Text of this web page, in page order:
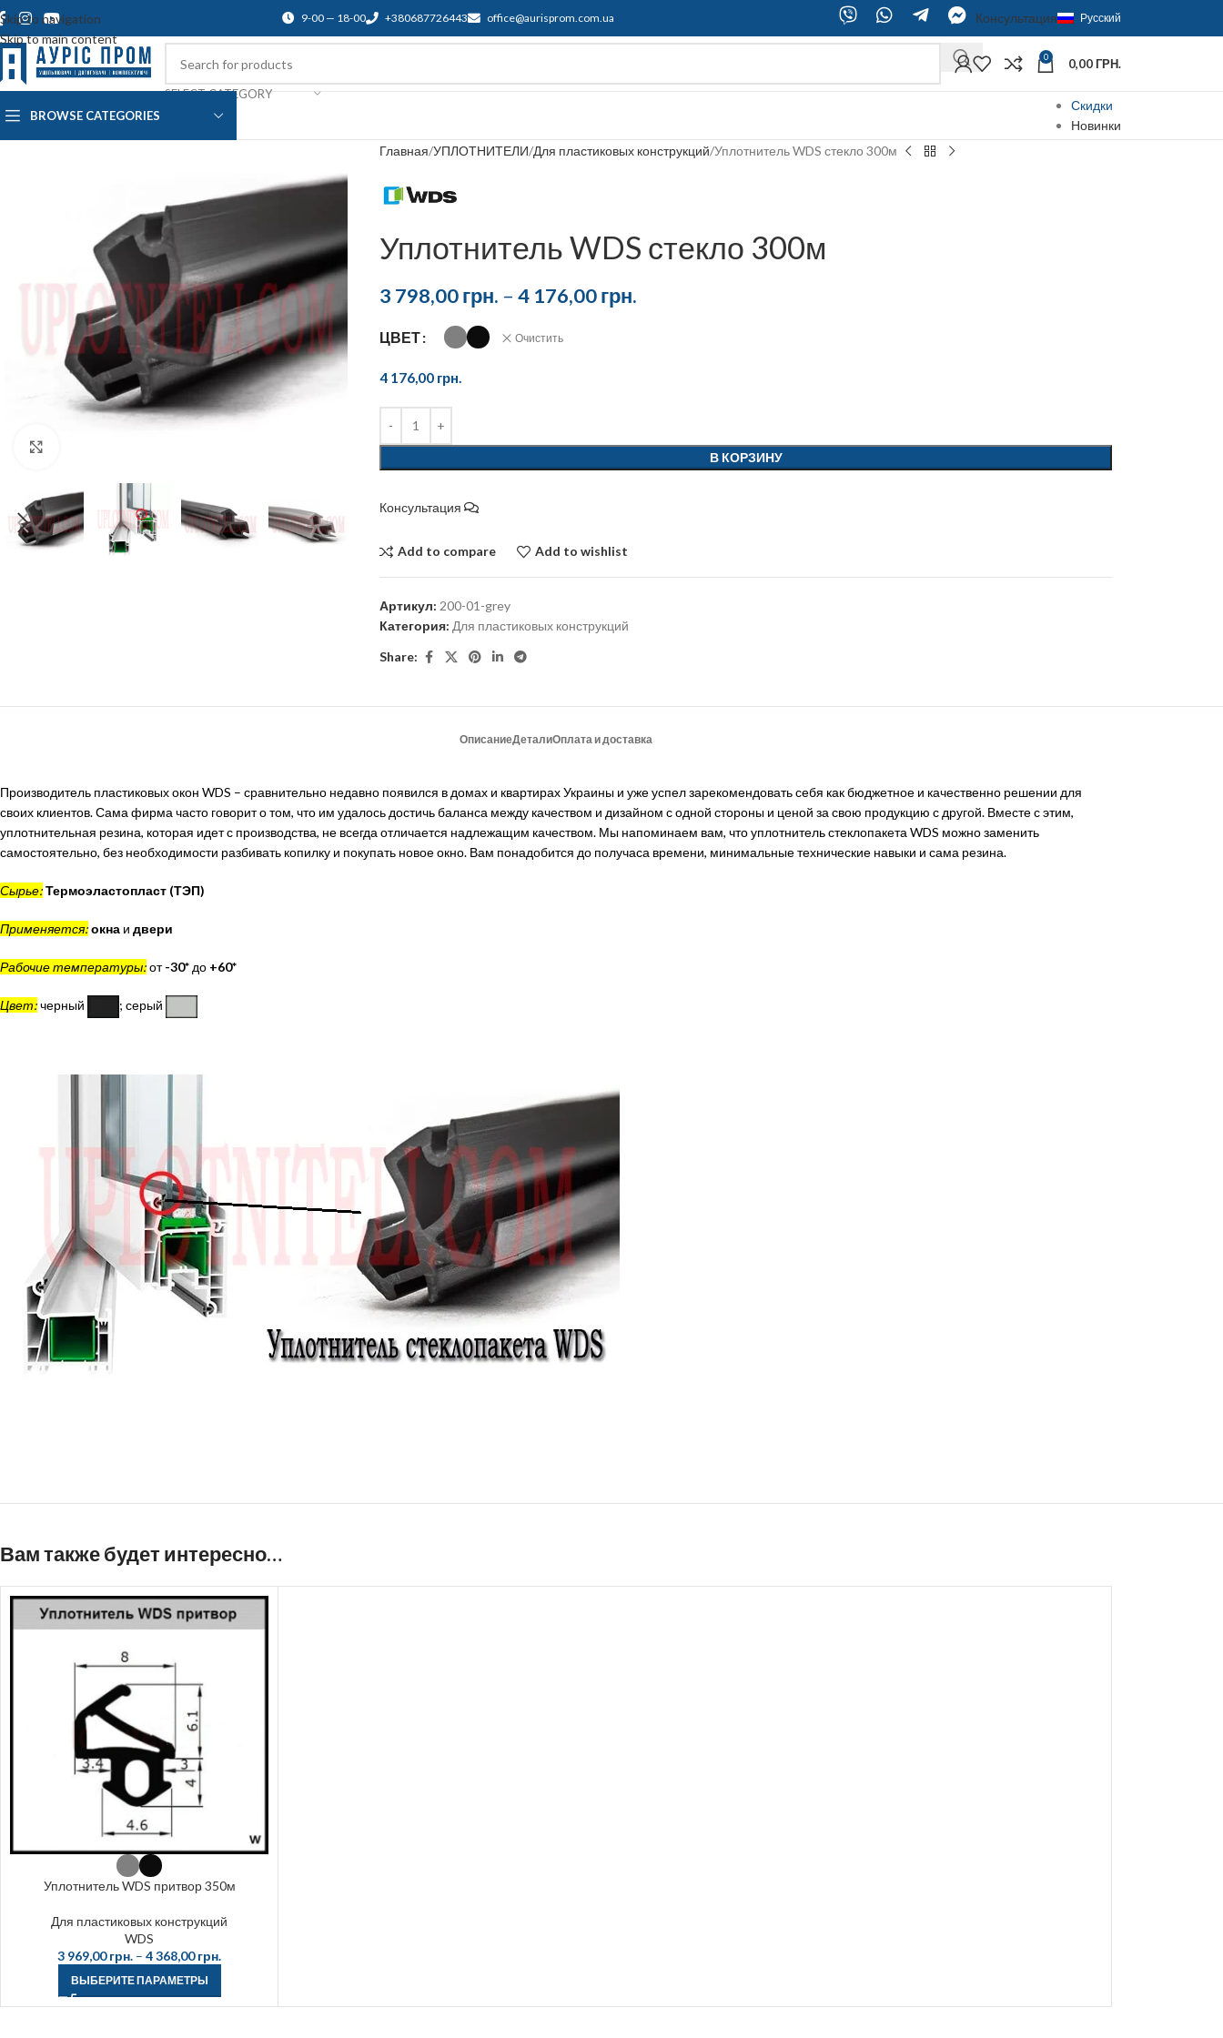
Skip to navigation
Skip to main content
9-00 — 18-00 +380687726443 office@aurisprom.com.ua Консультация Русский
SELECT CATEGORY
0 0,00ГРН.
BROWSE CATEGORIES
Скидки
Новинки
Главная УПЛОТНИТЕЛИ Для пластиковых конструкций Уплотнитель WDS стекло 300м
Уплотнитель WDS стекло 300м
3 798,00грн. – 4 176,00грн.
ЦВЕТ Очистить
4 176,00 грн.
В КОРЗИНУ
Консультация
Add to compare Add to wishlist
Артикул: 200-01-grey
Категория: Для пластиковых конструкций
Share:
ОписаниеДеталиОплата и доставка
Производитель пластиковых окон WDS – сравнительно недавно появился в домах и квартирах Украины и уже успел зарекомендовать себя как бюджетное и качественно решении для
своих клиентов. Сама фирма часто говорит о том, что им удалось достичь баланса между качеством и дизайном с одной стороны и ценой за свою продукцию с другой. Вместе с этим,
уплотнительная резина, которая идет с производства, не всегда отличается надлежащим качеством. Мы напоминаем вам, что уплотнитель стеклопакета WDS можно заменить
самостоятельно, без необходимости разбивать копилку и покупать новое окно. Вам понадобится до получаса времени, минимальные технические навыки и сама резина.
Сырье:Термоэластопласт (ТЭП)
Применяется:окна и двери
Рабочие температуры:от-30* до +60*
Цвет:черный ; серый
Вам также будет интересно…
Уплотнитель WDS притвор 350м
Для пластиковых конструкций
WDS
3 969,00грн. – 4 368,00грн.
ВЫБЕРИТЕ ПАРАМЕТРЫ